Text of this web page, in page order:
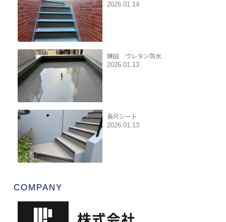
2026.01.14
鎌田 ウレタン防水
2026.01.13
長尺シート
2026.01.13
COMPANY